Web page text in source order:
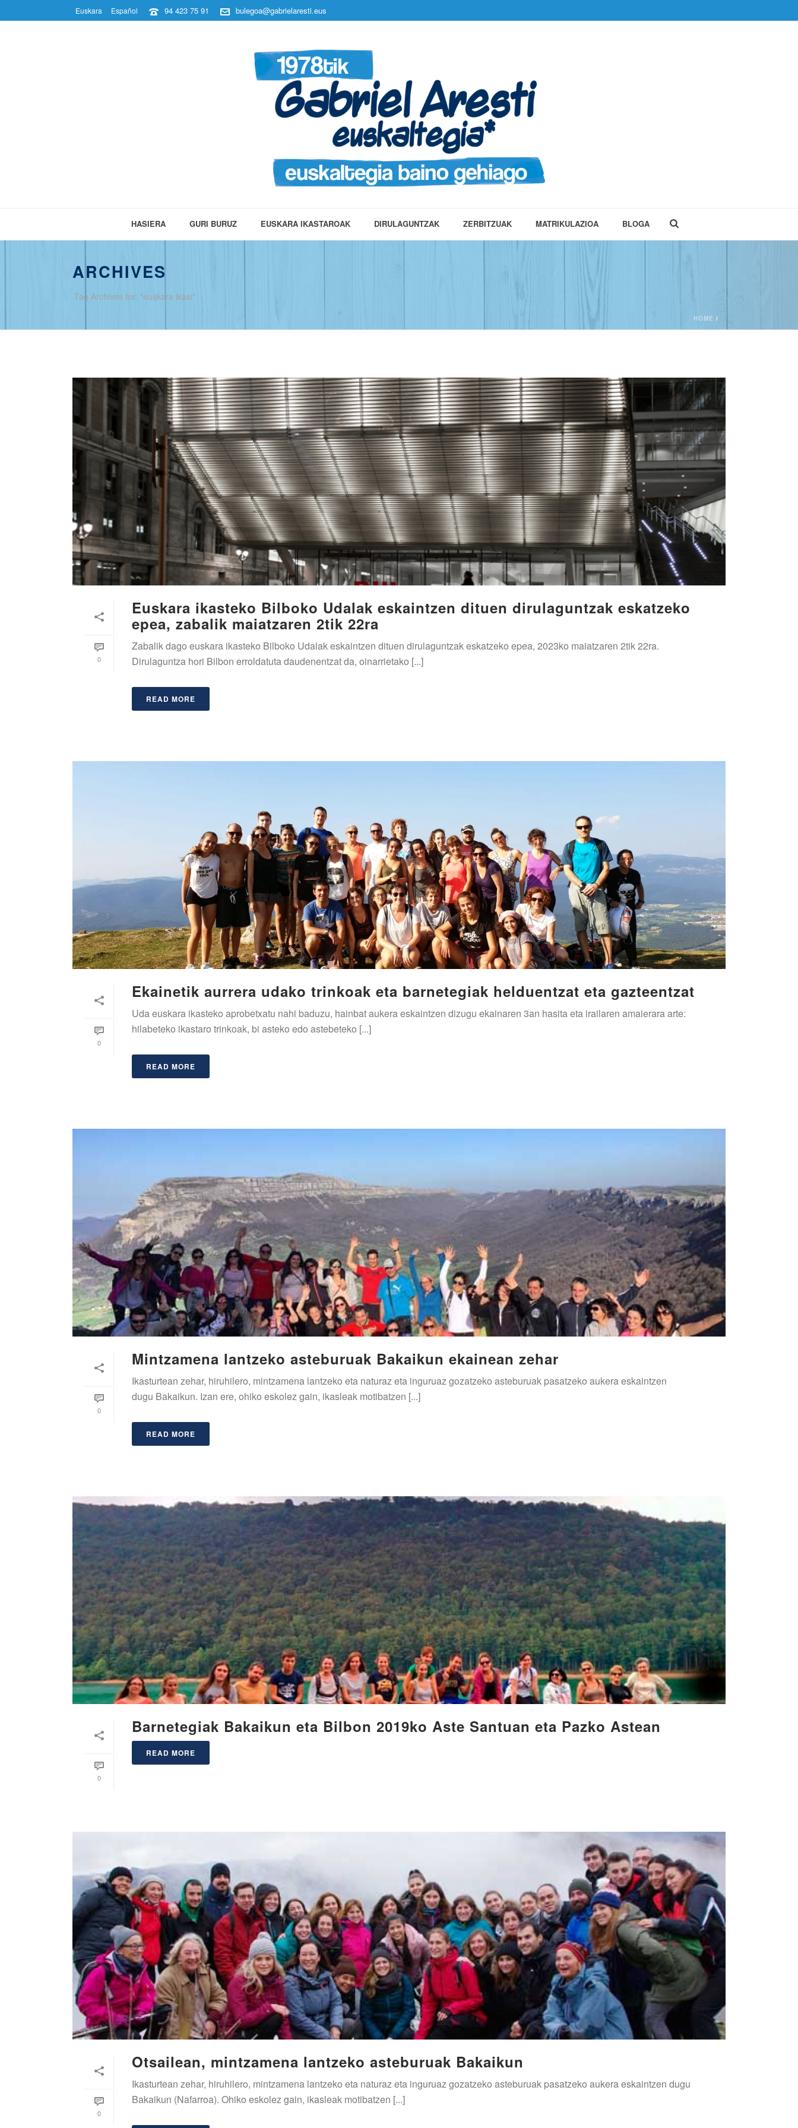
Euskara Español 94 423 75 91 bulegoa@gabrielaresti.eus
HASIERA GURI BURUZ EUSKARA IKASTAROAK DIRULAGUNTZAK ZERBITZUAK MATRIKULAZIOA BLOGA
ARCHIVES
Tag Archives for: "euskara ikasi"
HOME /
0
Euskara ikasteko Bilboko Udalak eskaintzen dituen dirulaguntzak eskatzeko
epea, zabalik maiatzaren 2tik 22ra
Zabalik dago euskara ikasteko Bilboko Udalak eskaintzen dituen dirulaguntzak eskatzeko epea, 2023ko maiatzaren 2tik 22ra.
Dirulaguntza hori Bilbon erroldatuta daudenentzat da, oinarrietako [...]
READ MORE
0
Ekainetik aurrera udako trinkoak eta barnetegiak helduentzat eta gazteentzat
Uda euskara ikasteko aprobetxatu nahi baduzu, hainbat aukera eskaintzen dizugu ekainaren 3an hasita eta irailaren amaierara arte:
hilabeteko ikastaro trinkoak, bi asteko edo astebeteko [...]
READ MORE
0
Mintzamena lantzeko asteburuak Bakaikun ekainean zehar
Ikasturtean zehar, hiruhilero, mintzamena lantzeko eta naturaz eta inguruaz gozatzeko asteburuak pasatzeko aukera eskaintzen
dugu Bakaikun. Izan ere, ohiko eskolez gain, ikasleak motibatzen [...]
READ MORE
0
Barnetegiak Bakaikun eta Bilbon 2019ko Aste Santuan eta Pazko Astean
READ MORE
0
Otsailean, mintzamena lantzeko asteburuak Bakaikun
Ikasturtean zehar, hiruhilero, mintzamena lantzeko eta naturaz eta inguruaz gozatzeko asteburuak pasatzeko aukera eskaintzen dugu
Bakaikun (Nafarroa). Ohiko eskolez gain, ikasleak motibatzen [...]